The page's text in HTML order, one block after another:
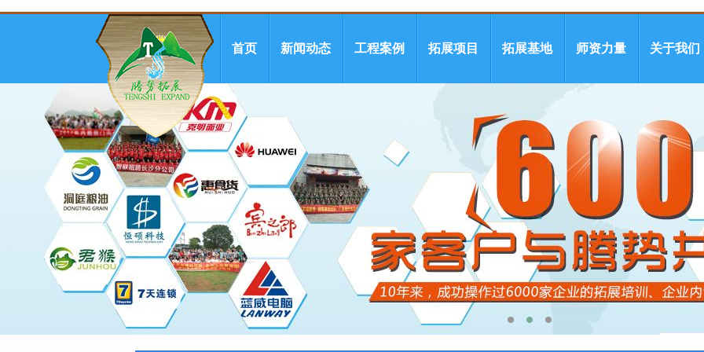
首页 新闻动态 工程案例 拓展项目 拓展基地 师资力量 关于我们